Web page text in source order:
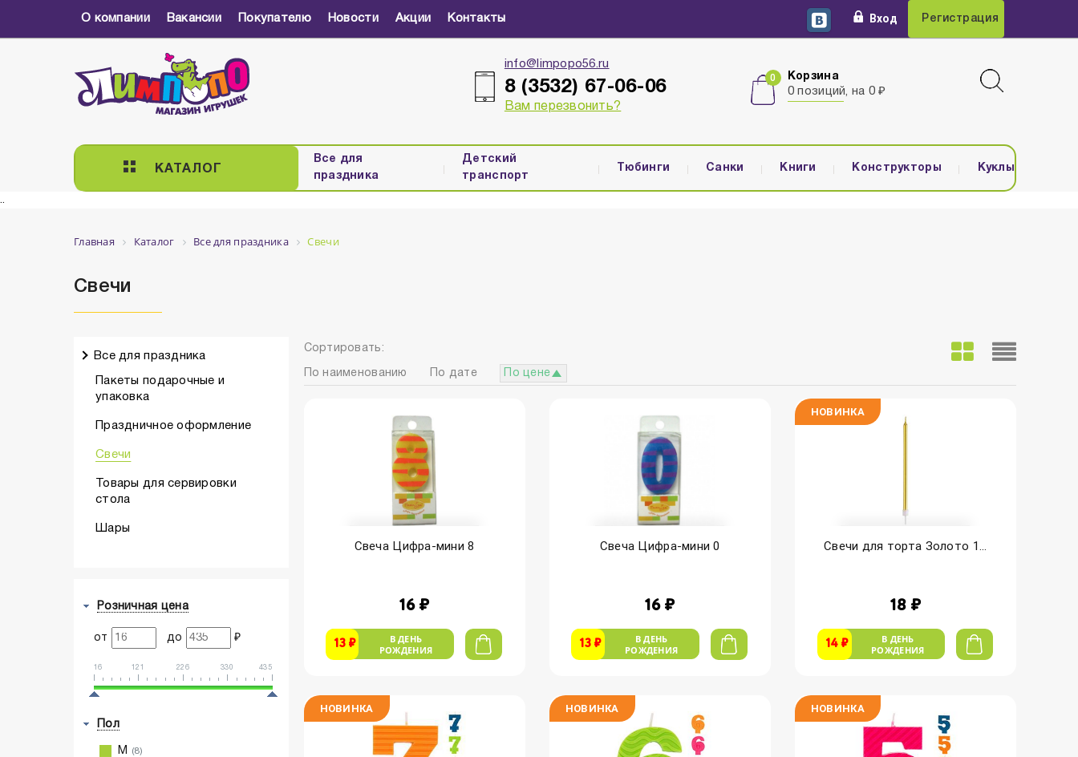
О компании Вакансии Покупателю Новости Акции Контакты Вход Регистрация
info@limpopo56.ru
8 (3532) 67-06-06
Вам перезвонить?
Корзина
0 позиций, на 0 ₽
КАТАЛОГ
Все для
праздника
Детский
транспорт
Тюбинги Санки Книги Конструкторы Куклы
..
Главная Каталог Все для праздника Свечи
Свечи
Все для праздника
Пакеты подарочные и
упаковка
Праздничное оформление
Свечи
Товары для сервировки
стола
Шары
Розничная цена
от до ₽
16 121 226 330 435
Пол
М (8)
Сортировать:
По наименованию По дате По цене
Свеча Цифра-мини 8
16 ₽
13 ₽
В ДЕНЬ
РОЖДЕНИЯ
Свеча Цифра-мини 0
16 ₽
13 ₽
В ДЕНЬ
РОЖДЕНИЯ
НОВИНКА
Свечи для торта Золото 1...
18 ₽
14 ₽
В ДЕНЬ
РОЖДЕНИЯ
НОВИНКА НОВИНКА НОВИНКА